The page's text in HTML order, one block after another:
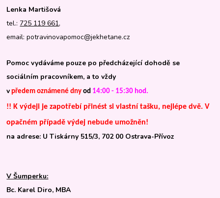
Lenka Martišová
tel.: 725 119 661,
email: potravinovapomoc@jekhetane.cz
Pomoc vydáváme pouze po předcházející dohodě se
sociálním pracovníkem, a to vždy
v předem oznámené dny od 14:00 - 15:30 hod.
!! K výdeji je zapotřebí přinést si vlastní tašku, nejlépe dvě. V
opačném případě výdej nebude umožněn!
na adrese: U Tiskárny 515/3, 702 00 Ostrava-Přívoz
V Šumperku:
Bc. Karel Diro, MBA